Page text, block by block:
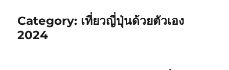
Category: เที่ยวญี่ปุ่นด้วยตัวเอง
2024